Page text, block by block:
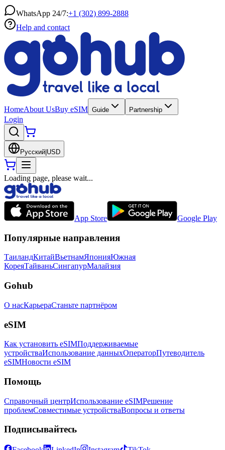
WhatsApp 24/7:+1 (302) 899-2888
Help and contact
HomeAbout UsBuy eSIM Guide Partnership
Login
Русский USD
Loading page, please wait...
App Store Google Play
Популярные направления
ТаиландКитайВьетнамЯпонияЮжная
КореяТайваньСингапурМалайзия
Gohub
О насКарьераСтаньте партнёром
eSIM
Как установить eSIMПоддерживаемые
устройстваИспользование данныхОператорПутеводитель
eSIMНовости eSIM
Помощь
Справочный центрИспользование eSIMРешение
проблемСовместимые устройстваВопросы и ответы
Подписывайтесь